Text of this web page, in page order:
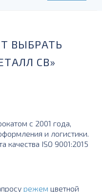
ВЫБРАТЬ
СВ»
с 2001 года,
и логистики.
ISO 9001:2015
режем цветной